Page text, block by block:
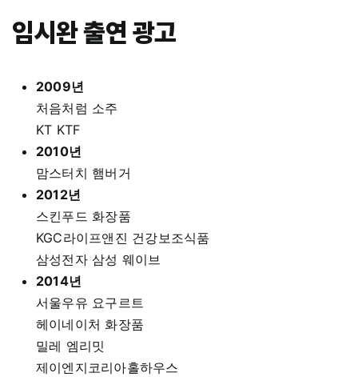
임시완 출연 광고
2009년
처음처럼 소주
KT KTF
2010년
맘스터치 햄버거
2012년
스킨푸드 화장품
KGC라이프앤진 건강보조식품
삼성전자 삼성 웨이브
2014년
서울우유 요구르트
헤이네이처 화장품
밀레 엠리밋
제이엔지코리아홀하우스